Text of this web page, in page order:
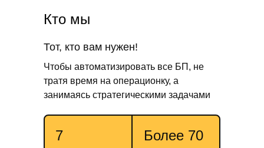
Более 70
7
Тот, кто вам нужен!
Чтобы автоматизировать все БП, не
тратя время на операционку, а
занимаясь стратегическими задачами
Кто мы